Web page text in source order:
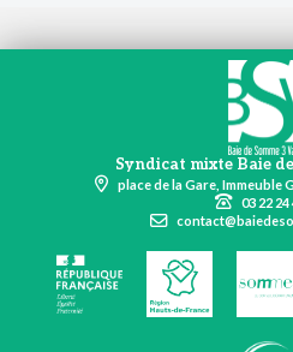
Syndicat mixte Baie
place de la Gare, Immeuble
03 22 24